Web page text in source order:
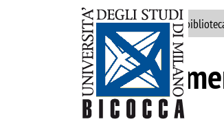
ateneo persone